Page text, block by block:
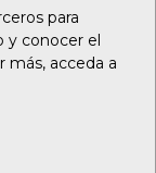
para
y conocer el
más, acceda a